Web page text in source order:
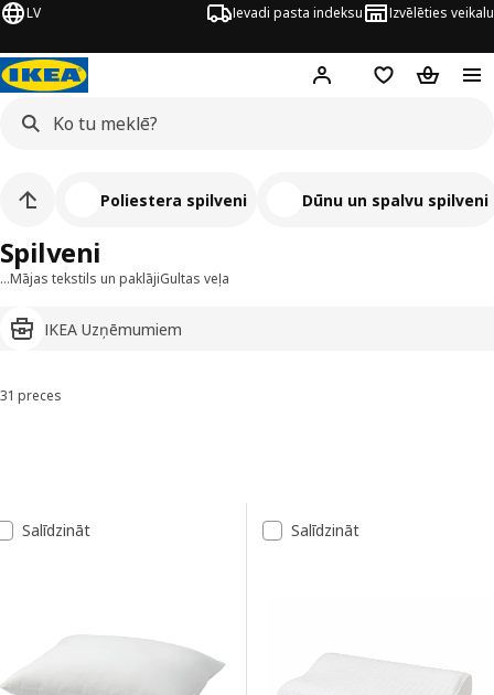
LV Ievadi pasta indeksu Izvēlēties veikalu
Hej! Pierakstīties
PirkumuPirkumu
…Mājas tekstils un paklājiGultas veļa
IKEA Uzņēmumiem
Spilveni
Poliestera spilveni Dūnu un spalvu spilveni
Kārtot un filtrēt
31 preces
Rezultātu saraksts
Salīdzināt Salīdzināt